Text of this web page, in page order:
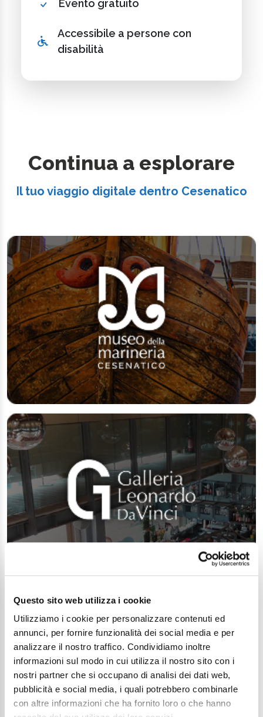
Questo sito web utilizza i cookie
Utilizziamo i cookie per personalizzare contenuti ed
annunci, per fornire funzionalità dei social media e per
analizzare il nostro traffico. Condividiamo inoltre
informazioni sul modo in cui utilizza il nostro sito con i
nostri partner che si occupano di analisi dei dati web,
pubblicità e social media, i quali potrebbero combinarle
con altre informazioni che ha fornito loro o che hanno
Evento gratuito
Accessibile a persone con
disabilità
Continua a esplorare
Il tuo viaggio digitale dentro Cesenatico